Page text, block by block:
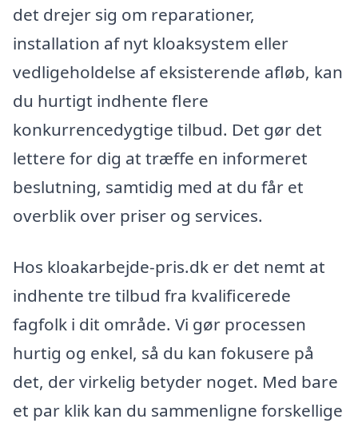
det drejer sig om reparationer,
installation af nyt kloaksystem eller
vedligeholdelse af eksisterende afløb, kan
du hurtigt indhente flere
konkurrencedygtige tilbud. Det gør det
lettere for dig at træffe en informeret
beslutning, samtidig med at du får et
overblik over priser og services.
Hos kloakarbejde-pris.dk er det nemt at
indhente tre tilbud fra kvalificerede
fagfolk i dit område. Vi gør processen
hurtig og enkel, så du kan fokusere på
det, der virkelig betyder noget. Med bare
et par klik kan du sammenligne forskellige